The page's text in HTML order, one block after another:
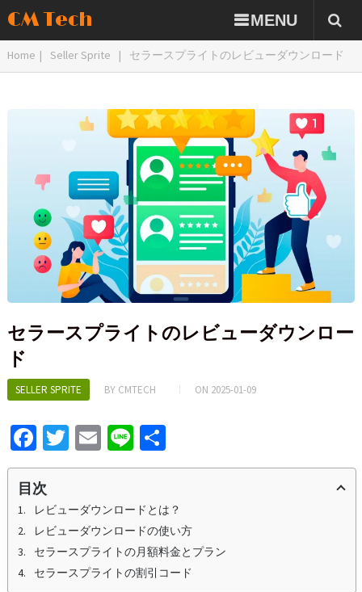
CM Tech MENU
Home | Seller Sprite | セラースプライトのレビューダウンロード
セラースプライトのレビューダウンロー
ド
SELLER SPRITE BY CMTECH ON 2025-01-09
Fa
ce
b
o
o
k
T
wi
er
E
m
l
Li
n
S
h
e
目次
レビューダウンロードとは？
レビューダウンロードの使い方
セラースプライトの月額料金とプラン
セラースプライトの割引コード